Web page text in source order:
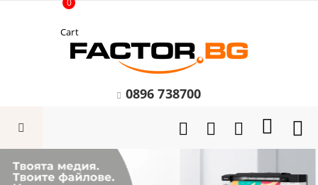
Cart
0
0896 738700